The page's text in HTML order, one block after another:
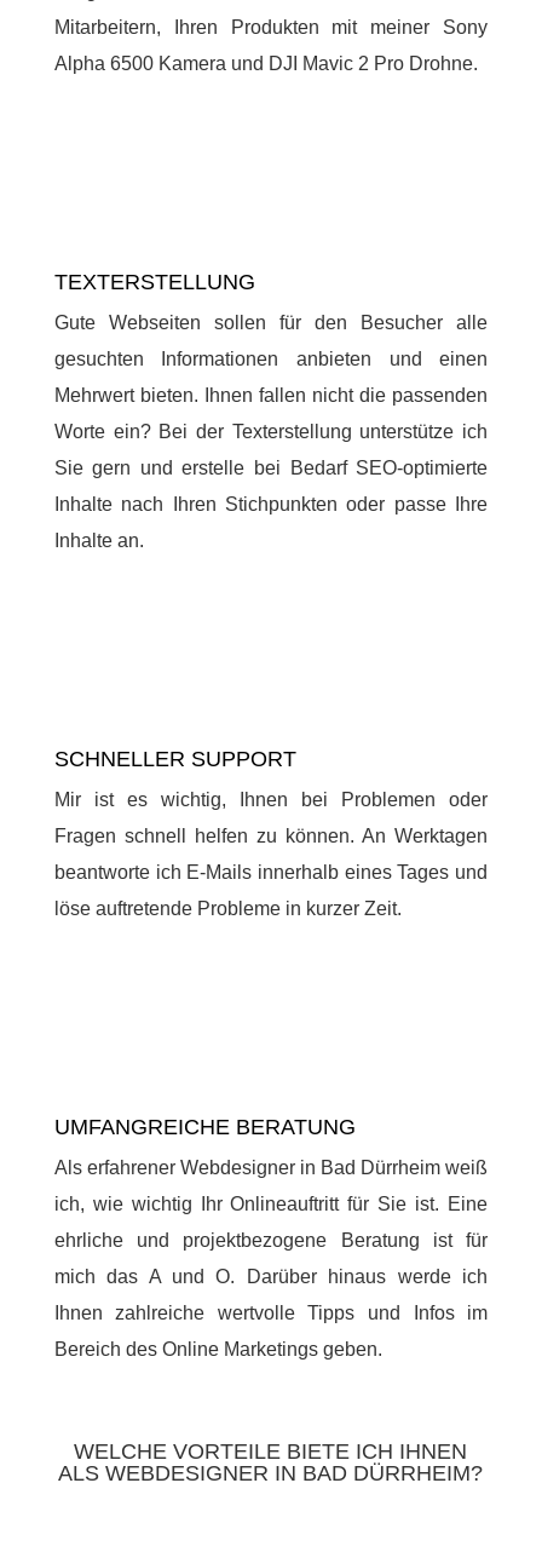
Mitarbeitern, Ihren Produkten mit meiner Sony
Alpha 6500 Kamera und DJI Mavic 2 Pro Drohne.
TEXTERSTELLUNG
Gute Webseiten sollen für den Besucher alle
gesuchten Informationen anbieten und einen
Mehrwert bieten. Ihnen fallen nicht die passenden
Worte ein? Bei der Texterstellung unterstütze ich
Sie gern und erstelle bei Bedarf SEO-optimierte
Inhalte nach Ihren Stichpunkten oder passe Ihre
Inhalte an.
SCHNELLER SUPPORT
Mir ist es wichtig, Ihnen bei Problemen oder
Fragen schnell helfen zu können. An Werktagen
beantworte ich E-Mails innerhalb eines Tages und
löse auftretende Probleme in kurzer Zeit.
UMFANGREICHE BERATUNG
Als erfahrener Webdesigner in Bad Dürrheim weiß
ich, wie wichtig Ihr Onlineauftritt für Sie ist. Eine
ehrliche und projektbezogene Beratung ist für
mich das A und O. Darüber hinaus werde ich
Ihnen zahlreiche wertvolle Tipps und Infos im
Bereich des Online Marketings geben.
WELCHE VORTEILE BIETE ICH IHNEN
ALS WEBDESIGNER IN BAD DÜRRHEIM?